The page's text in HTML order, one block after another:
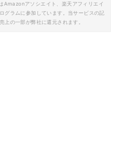
Amazonアソシエイト、楽天アフィリエイ
グラムに参加しています。当サービスの記
上の一部が弊社に還元されます。